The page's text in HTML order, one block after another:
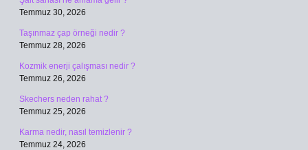
Temmuz 30, 2026
Taşınmaz çap örneği nedir ?
Temmuz 28, 2026
Kozmik enerji çalışması nedir ?
Temmuz 26, 2026
Skechers neden rahat ?
Temmuz 25, 2026
Karma nedir, nasıl temizlenir ?
Temmuz 24, 2026